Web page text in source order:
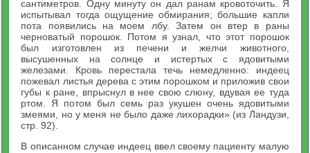
сантиметров. Одну минуту он дал ранам кровоточить. Я
испытывал тогда ощущение обмирания; большие капли
пота появились на моем лбу. Затем он втер в раны
черноватый порошок. Потом я узнал, что этот порошок
был изготовлен из печени и желчи животного,
высушенных на солнце и истертых с ядовитыми
железами. Кровь перестала течь немедленно: индеец
пожевал листья дерева с этим порошком и приложив свои
губы к ране, впрыснул в нее свою слюну, вдувая ее туда
ртом. Я потом был семь раз укушен очень ядовитыми
змеями, но у меня не было даже лихорадки» (из Ландузи,
стр. 92).
В описанном случае индеец ввел своему пациенту малую